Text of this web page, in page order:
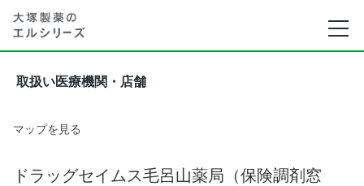
取扱い医療機関・店舗
マップを見る
ドラッグセイムス毛呂山薬局（保険調剤窓